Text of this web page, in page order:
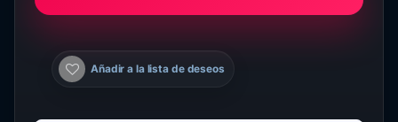
Añadir a la lista de deseos